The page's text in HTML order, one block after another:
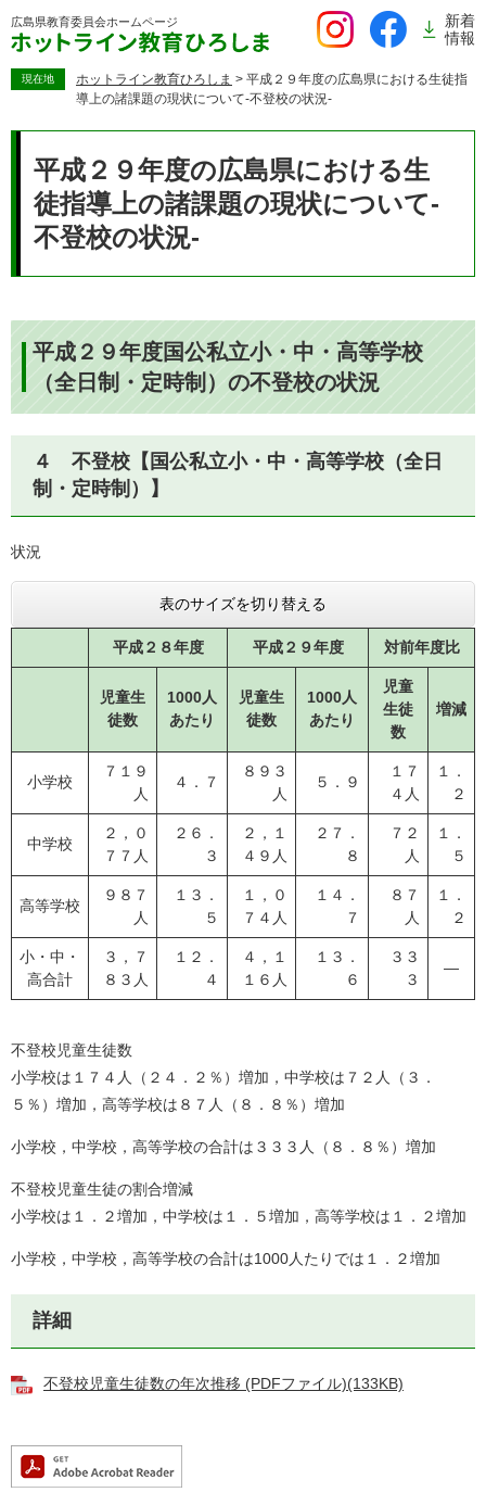
ー
広島県教育委員会ホームページ
新着
情報
現在地 ホットライン教育ひろしま > 平成２９年度の広島県における生徒指
導上の諸課題の現状について-不登校の状況-
平成２９年度の広島県における生
徒指導上の諸課題の現状について-
不登校の状況-
平成２９年度国公私立小・中・高等学校
（全日制・定時制）の不登校の状況
４ 不登校【国公私立小・中・高等学校（全日
制・定時制）】
状況
表のサイズを切り替える
平成２８年度 平成２９年度 対前年度比
児童生
徒数
1000人
あたり
児童生
徒数
1000人
あたり
児童
生徒
数
増減
小学校
７１９
人
４．７
８９３
人
５．９
１７
４人
１．
２
中学校
２，０
７７人
２６．
３
２，１
４９人
２７．
８
７２
人
１．
５
高等学校
９８７
人
１３．
５
１，０
７４人
１４．
７
８７
人
１．
２
小・中・
高合計
３，７
８３人
１２．
４
４，１
１６人
１３．
６
３３
３
―
不登校児童生徒数
小学校は１７４人（２４．２％）増加，中学校は７２人（３．
５％）増加，高等学校は８７人（８．８％）増加
小学校，中学校，高等学校の合計は３３３人（８．８％）増加
不登校児童生徒の割合増減
小学校は１．２増加，中学校は１．５増加，高等学校は１．２増加
小学校，中学校，高等学校の合計は1000人たりでは１．２増加
詳細
不登校児童生徒数の年次推移 (PDFファイル)(133KB)